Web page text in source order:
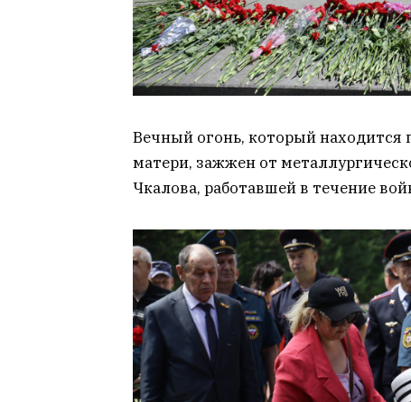
Вечный огонь, который
матери, зажжен от
Чкалова, работавшей в течение